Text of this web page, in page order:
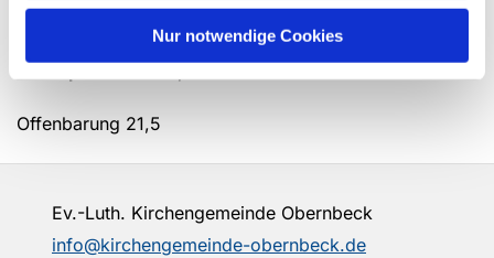
Nur notwendige Cookies
Jahreslosung 2026
Offenbarung 21,5
Ev.-Luth. Kirchengemeinde Obernbeck
info@kirchengemeinde-obernbeck.de